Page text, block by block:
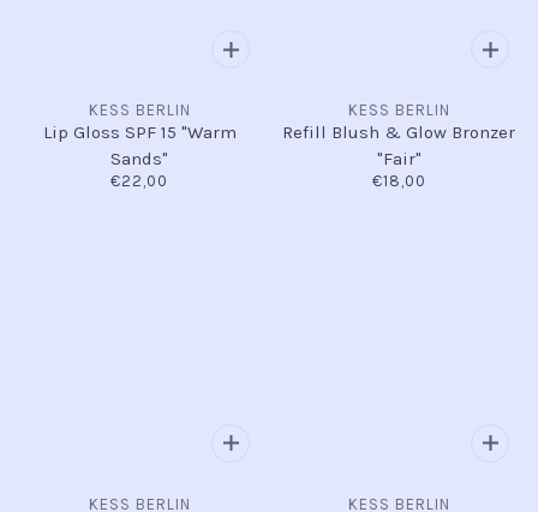
KESS BERLIN
Lip Gloss SPF 15 "Warm
Sands"
€22,00
KESS BERLIN
Refill Blush & Glow Bronzer
"Fair"
€18,00
KESS BERLIN KESS BERLIN